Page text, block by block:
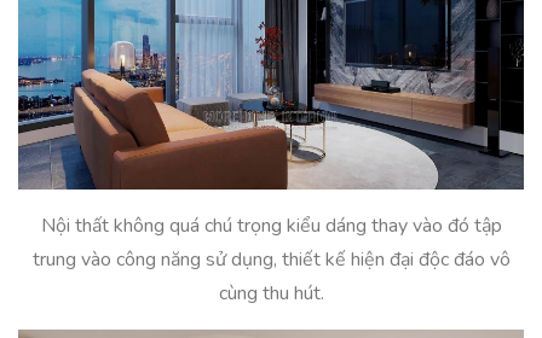
Nội thất không quá chú trọng kiểu dáng thay vào đó tập
trung vào công năng sử dụng, thiết kế hiện đại độc đáo vô
cùng thu hút.